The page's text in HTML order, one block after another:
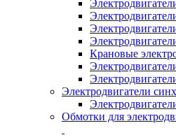
Крановые
Электродвигатели
Обмотки для